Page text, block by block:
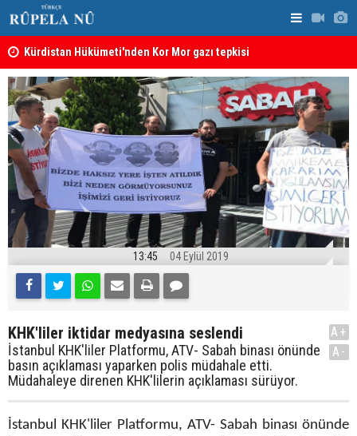
Kürdistan Hükümeti'nden Kor Mor gazı tepkisi
13:45 04 Eylül 2019
KHK'liler iktidar medyasına seslendi
İstanbul KHK'liler Platformu, ATV- Sabah binası önünde
basın açıklaması yaparken polis müdahale etti.
Müdahaleye direnen KHK'lilerin açıklaması sürüyor.
A+
A-
İstanbul KHK'liler Platformu, ATV- Sabah binası önünde